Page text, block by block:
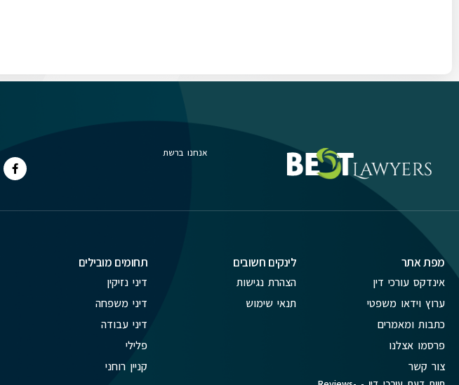
אנחנו ברשת
מפת אתר
אינדקס עורכי דין
ערוץ וידאו משפטי
כתבות ומאמרים
פרסמו אצלנו
צור קשר
לינקים חשובים
הצהרת נגישות
תנאי שימוש
תחומים מובילים
דיני נזיקין
דיני משפחה
דיני עבודה
פלילי
קניין רוחני